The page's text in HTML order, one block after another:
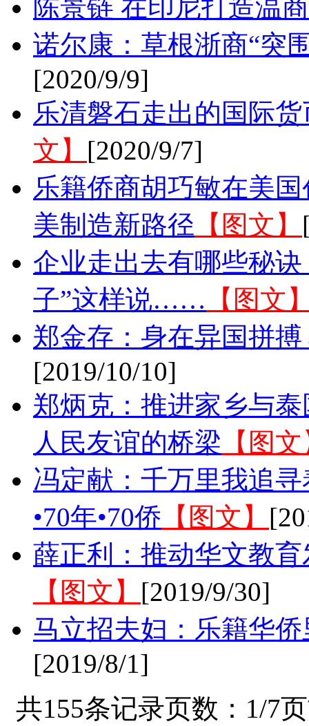
陈景链 在印尼打造温
诺尔康：草根浙商“突
[2020/9/9]
乐清磐石走出的国际
文】 [2020/9/7]
乐籍侨商胡巧敏在美
美制造新路径 【图文】
企业走出去有哪些秘
子”这样说…… 【图文
郑金存：身在异国拼
[2019/10/10]
郑炳克：推进家乡与
人民友谊的桥梁 【图
冯定献：千万里我追
•70年•70侨 【图文】
薛正利：推动华文教
【图文】 [2019/9/30]
马立招夫妇：乐籍华侨
[2019/8/1]
共155条记录页数：1/7